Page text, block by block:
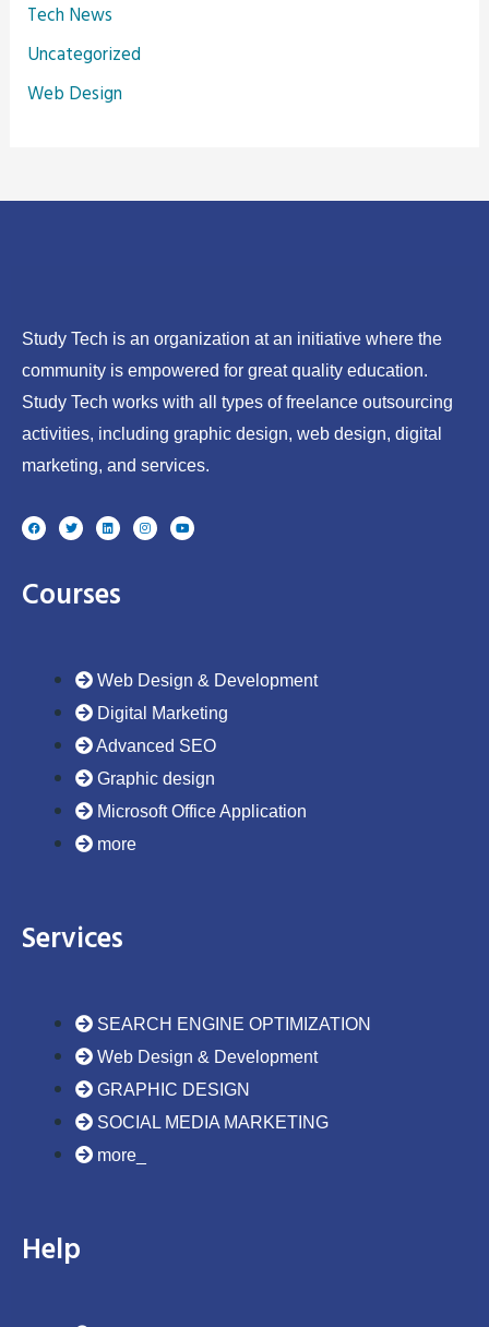
Tech News
Uncategorized
Web Design
Study Tech is an organization at an initiative where the
community is empowered for great quality education.
Study Tech works with all types of freelance outsourcing
activities, including graphic design, web design, digital
marketing, and services.
F
a
c
o
k
T
w
i
r
L
i
n
i
n
I
n
s
Y
o
u
Courses
Web Design & Development
Digital Marketing
Advanced SEO
Graphic design
Microsoft Office Application
more
Services
SEARCH ENGINE OPTIMIZATION
Web Design & Development
GRAPHIC DESIGN
SOCIAL MEDIA MARKETING
more_
Help